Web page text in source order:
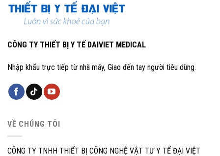
CÔNG TY THIẾT BỊ Y TẾ DAIVIET MEDICAL
Nhập khẩu trực tiếp từ nhà máy, Giao đến tay người tiêu dùng.
VỀ CHÚNG TÔI
CÔNG TY TNHH THIẾT BỊ CÔNG NGHỆ VẬT TƯ Y TẾ ĐẠI VIỆT